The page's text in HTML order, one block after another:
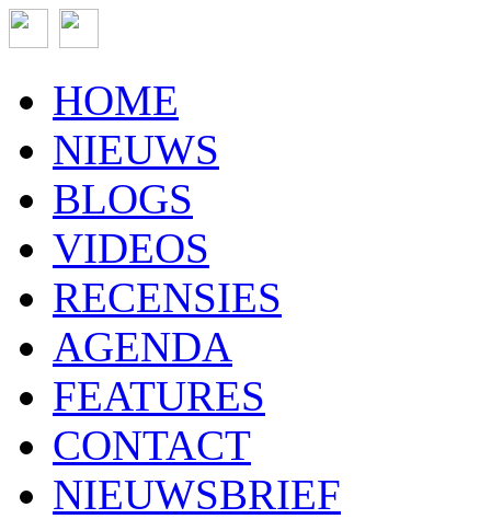
HOME
NIEUWS
BLOGS
VIDEOS
RECENSIES
AGENDA
FEATURES
CONTACT
NIEUWSBRIEF